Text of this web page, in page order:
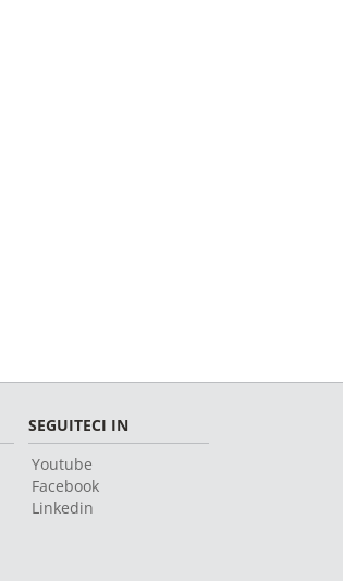
SEGUITECI IN
Youtube
Facebook
Linkedin